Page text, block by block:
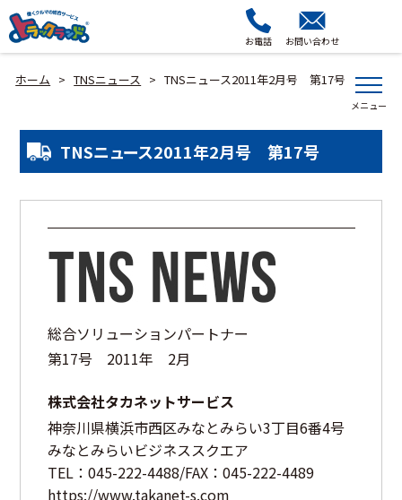
お電話 お問い合わせ
ホーム > TNSニュース > TNSニュース2011年2月号 第17号
TNSニュース2011年2月号 第17号
総合ソリューションパートナー
第17号 2011年 2月
株式会社タカネットサービス
神奈川県横浜市西区みなとみらい3丁目6番4号
みなとみらいビジネススクエア
TEL：045-222-4488/FAX：045-222-4489
https://www.takanet-s.com